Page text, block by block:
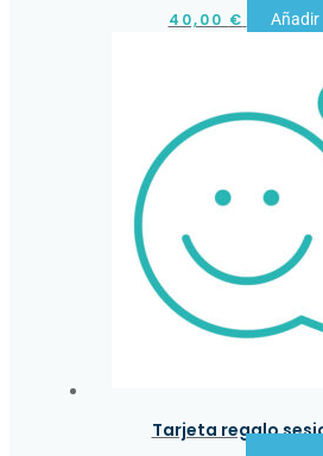
40,00 € Añadir
Tarjeta regalo